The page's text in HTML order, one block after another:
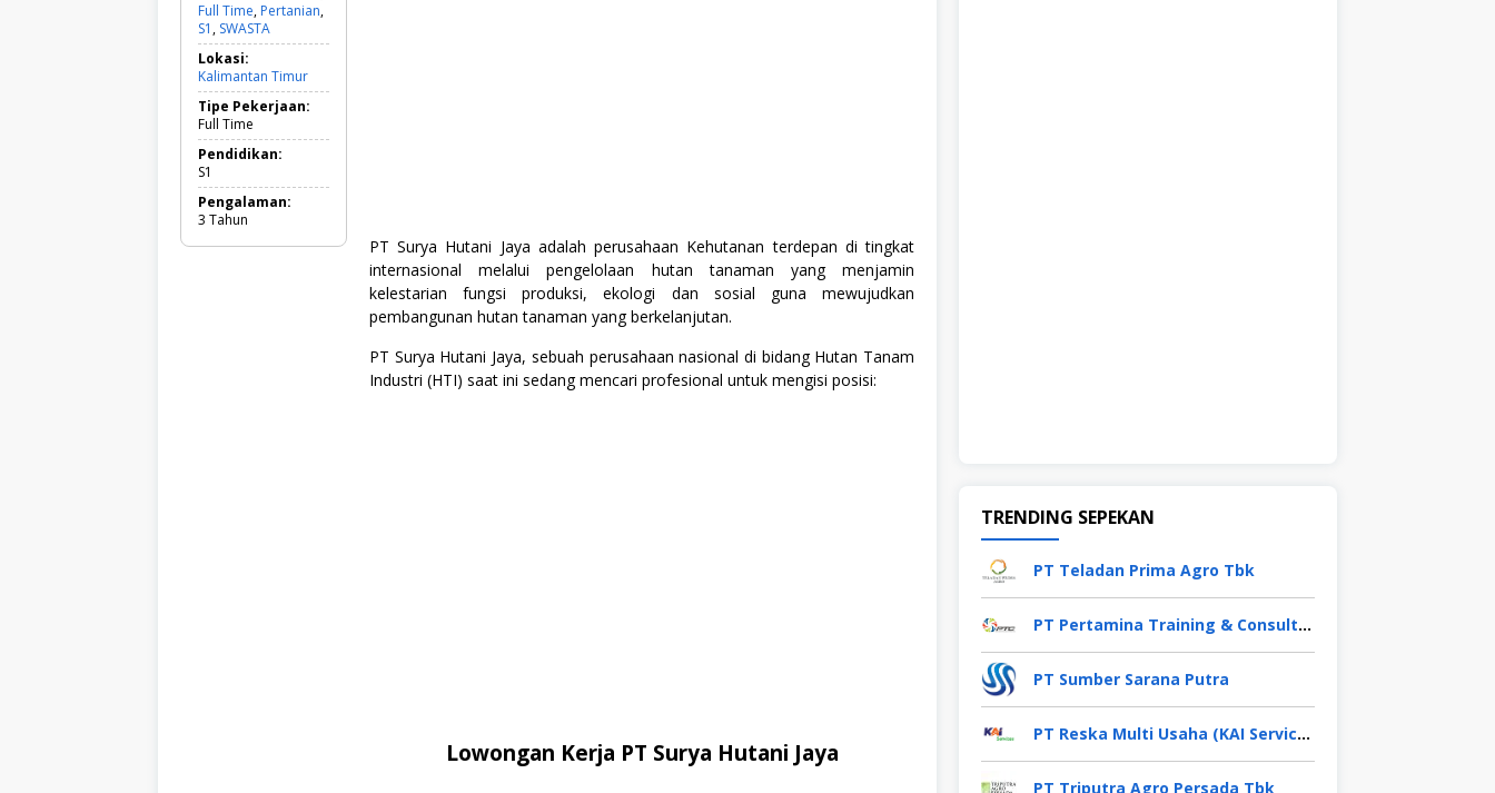
Full Time, Pertanian,
S1 , SWASTA
k
n
o
m
i
d
n
B
s
Lokasi:
Kalimantan Timur
Tipe Pekerjaan:
Full Time
Pendidikan:
S1
Pengalaman:
3 Tahun
PT Surya Hutani Jaya adalah perusahaan Kehutanan terdepan di tingkat
internasional melalui pengelolaan hutan tanaman yang menjamin
kelestarian fungsi produksi, ekologi dan sosial guna mewujudkan
pembangunan hutan tanaman yang berkelanjutan.
PT Surya Hutani Jaya, sebuah perusahaan nasional di bidang Hutan Tanam
Industri (HTI) saat ini sedang mencari profesional untuk mengisi posisi:
Lowongan Kerja PT Surya Hutani Jaya
TRENDING SEPEKAN
PT Teladan Prima Agro Tbk
PT Pertamina Training & Consulting (PTC)
PT Sumber Sarana Putra
PT Reska Multi Usaha (KAI Services)
PT Triputra Agro Persada Tbk